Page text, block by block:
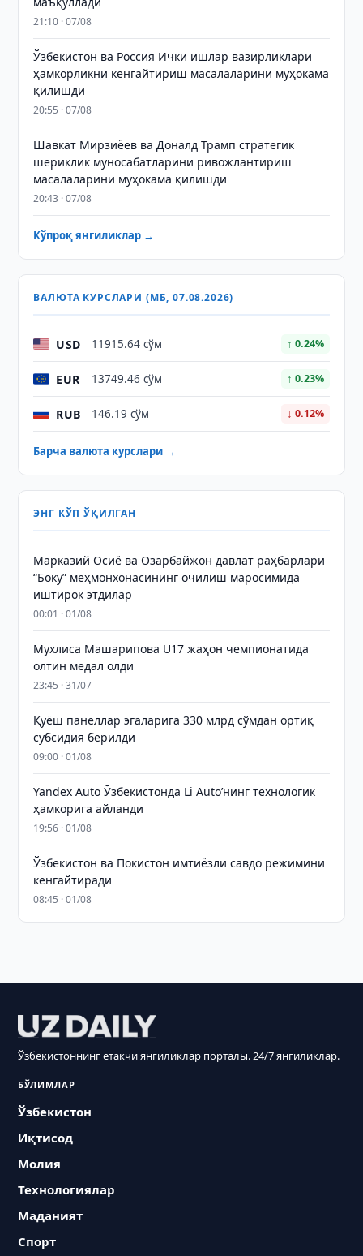
21:10 · 07/08
Ўзбекистон ва Россия Ички ишлар вазирликлари
ҳамкорликни кенгайтириш масалаларини муҳокама
қилишди
20:55 · 07/08
Шавкат Мирзиёев ва Доналд Трамп стратегик
шериклик муносабатларини ривожлантириш
масалаларини муҳокама қилишди
20:43 · 07/08
Кўпроқ янгиликлар →
ВАЛЮТА КУРСЛАРИ (МБ, 07.08.2026)
USD 11915.64 сўм ↑ 0.24%
EUR 13749.46 сўм ↑ 0.23%
RUB 146.19 сўм ↓ 0.12%
Барча валюта курслари →
ЭНГ КЎП ЎҚИЛГАН
Марказий Осиё ва Озарбайжон давлат раҳбарлари
“Боку” меҳмонхонасининг очилиш маросимида
иштирок этдилар
00:01 · 01/08
Мухлиса Машарипова U17 жаҳон чемпионатида
олтин медал олди
23:45 · 31/07
Қуёш панеллар эгаларига 330 млрд сўмдан ортиқ
субсидия берилди
09:00 · 01/08
Yandex Auto Ўзбекистонда Li Auto’нинг технологик
ҳамкорига айланди
19:56 · 01/08
Ўзбекистон ва Покистон имтиёзли савдо режимини
кенгайтиради
08:45 · 01/08
Ўзбекистоннинг етакчи янгиликлар порталы. 24/7 янгиликлар.
БЎЛИМЛАР
Ўзбекистон
Иқтисод
Молия
Технологиялар
Маданият
Спорт